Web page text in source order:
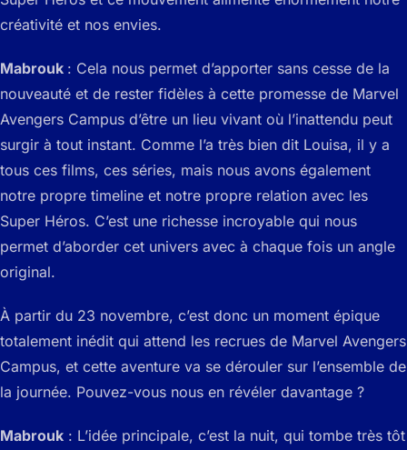
créativité et nos envies.
Mabrouk : Cela nous permet d’apporter sans cesse de la
nouveauté et de rester fidèles à cette promesse de Marvel
Avengers Campus d’être un lieu vivant où l’inattendu peut
surgir à tout instant. Comme l’a très bien dit Louisa, il y a
tous ces films, ces séries, mais nous avons également
notre propre timeline et notre propre relation avec les
Super Héros. C’est une richesse incroyable qui nous
permet d’aborder cet univers avec à chaque fois un angle
original.
À partir du 23 novembre, c’est donc un moment épique
totalement inédit qui attend les recrues de Marvel Avengers
Campus, et cette aventure va se dérouler sur l’ensemble de
la journée. Pouvez-vous nous en révéler davantage ?
Mabrouk : L’idée principale, c’est la nuit, qui tombe très tôt